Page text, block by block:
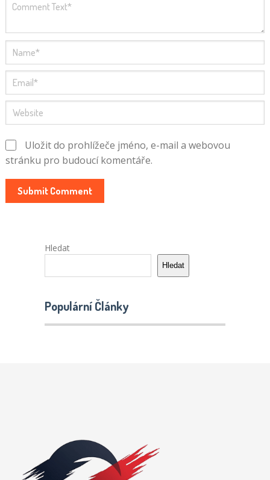
Uložit do prohlížeče jméno, e-mail a webovou
stránku pro budoucí komentáře.
Hledat
Hledat
Populární Články